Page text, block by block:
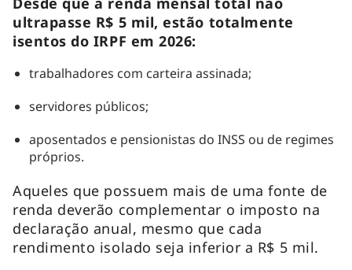
ultrapasse R$ 5 mil, estão totalmente
isentos do IRPF em 2026:
trabalhadores com carteira assinada;
servidores públicos;
aposentados e pensionistas do INSS ou de regimes
próprios.
Aqueles que possuem mais de uma fonte de
renda deverão complementar o imposto na
declaração anual, mesmo que cada
rendimento isolado seja inferior a R$ 5 mil.